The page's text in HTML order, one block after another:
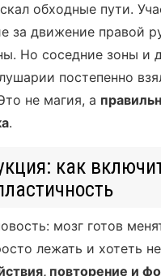
обходные пути.
за движение правой
Но соседние зоны и
постепенно
не магия, а
.
как
мозг готов
лежать и хотеть
повторение и